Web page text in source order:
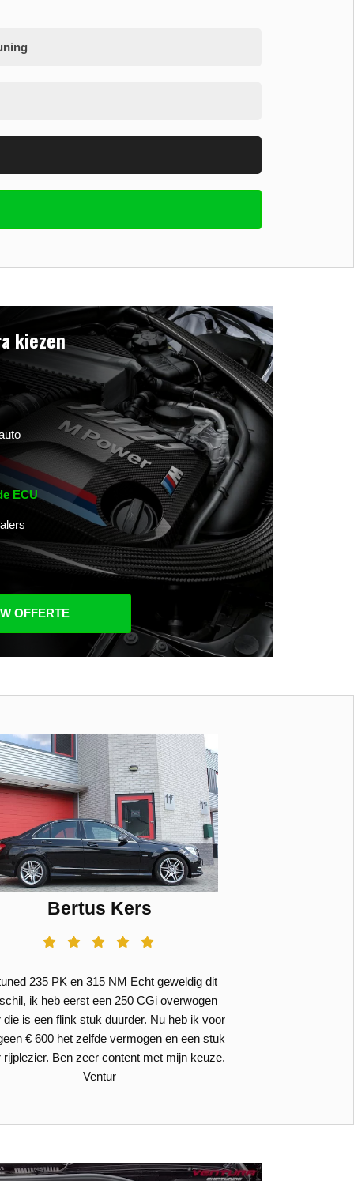
kiezen
ECU
OFFERTE
Bertus Kers
235 PK en 315 NM Echt geweldig dit
ik heb eerst een 250 CGi overwogen
die is een flink stuk duurder. Nu heb ik voor
€ 600 het zelfde vermogen en een stuk
rijplezier. Ben zeer content met mijn keuze.
Ventur